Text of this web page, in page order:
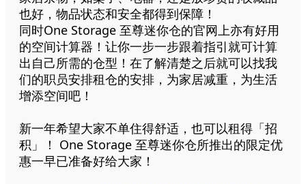
也好，物品状态和安全都得到保障！
同时One Storage 至尊迷你仓的官网上亦有好用
的空间计算器！让你一步一步跟着指引就可计算
出自己所需的仓型！在了解清楚之后就可以找我
们的职员安排租仓的安排，为家居减重，为生活
增添空间吧！
新一年希望大家不单住得舒适，也可以租得「招
积」！ One Storage 至尊迷你仓所推出的限定优
惠一早已准备好给大家！